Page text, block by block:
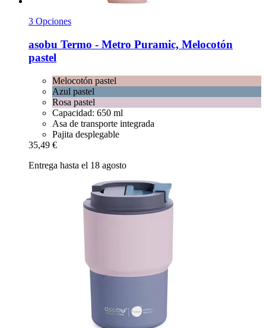
3 Opciones
asobu Termo -​ Metro Puramic, Melocotón
pastel
Melocotón pastel
Azul pastel
Rosa pastel
Capacidad: 650 ml
Asa de transporte integrada
Pajita desplegable
35,49 €
Entrega hasta el 18 agosto